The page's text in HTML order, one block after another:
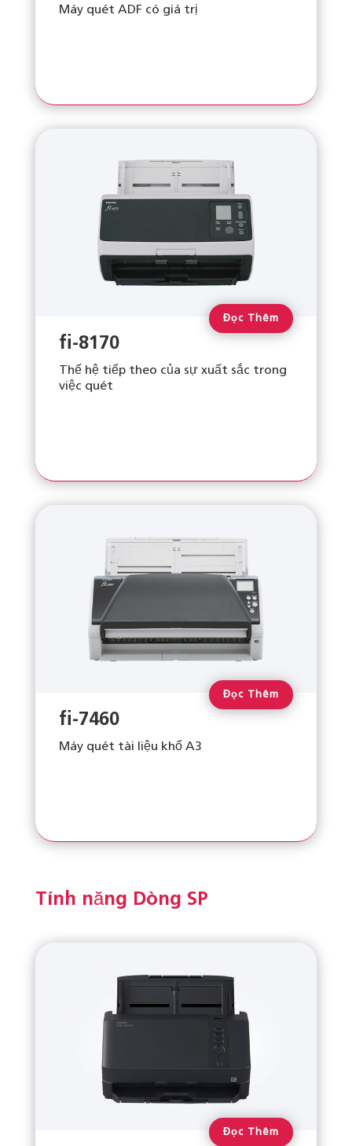
Máy quét ADF có giá trị
fi-8170
Thế hệ tiếp theo của sự xuất sắc trong
việc quét
Đọc Thêm
fi-7460
Máy quét tài liệu khổ A3
Đọc Thêm
Tính năng Dòng SP
Đọc Thêm